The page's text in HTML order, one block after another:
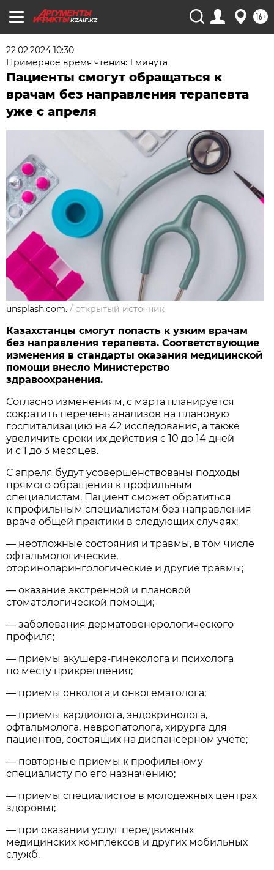
KZAIF.KZ 16+
22.02.2024 10:30
Примерное время чтения: 1 минута
Пациенты смогут обращаться к
врачам без направления терапевта
уже с апреля
unsplash.com. /открытый источник
Казахстанцы смогут попасть к узким врачам
без направления терапевта. Соответствующие
изменения в стандарты оказания медицинской
помощи внесло Министерство
здравоохранения.
Согласно изменениям, с марта планируется
сократить перечень анализов на плановую
госпитализацию на 42 исследования, а также
увеличить сроки их действия с 10 до 14 дней
и с 1 до 3 месяцев.
С апреля будут усовершенствованы подходы
прямого обращения к профильным
специалистам. Пациент сможет обратиться
к профильным специалистам без направления
врача общей практики в следующих случаях:
— неотложные состояния и травмы, в том числе
офтальмологические,
оториноларингологические и другие травмы;
— оказание экстренной и плановой
стоматологической помощи;
— заболевания дерматовенерологического
профиля;
— приемы акушера-гинеколога и психолога
по месту прикрепления;
— приемы онколога и онкогематолога;
— приемы кардиолога, эндокринолога,
офтальмолога, невропатолога, хирурга для
пациентов, состоящих на диспансерном учете;
— повторные приемы к профильному
специалисту по его назначению;
— приемы специалистов в молодежных центрах
здоровья;
— при оказании услуг передвижных
медицинских комплексов и других мобильных
служб.